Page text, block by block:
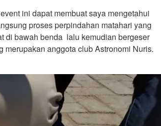
ini dapat membuat saya mengetahui
proses perpindahan matahari yang
di bawah benda lalu kemudian bergeser
merupakan anggota club Astronomi Nuris.